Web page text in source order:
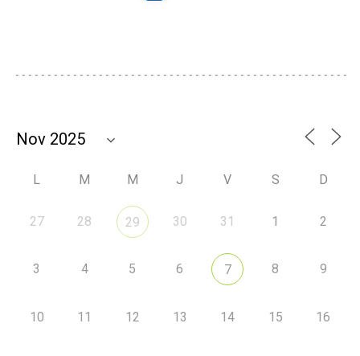
L M M J V S D
27 28 29 30 31 1 2
3 4 5 6 7 8 9
10 11 12 13 14 15 16